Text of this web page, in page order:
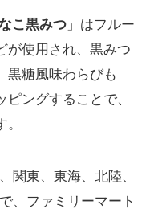
こ黒みつ 」はフルー
が使用され、黒みつ
黒糖風味わらびも
ングすることで、
関東、東海、北陸、
、ファミリーマート